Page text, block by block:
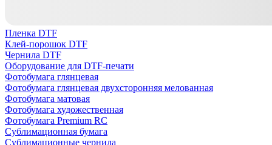
Пленка DTF
Клей-порошок DTF
Чернила DTF
Оборудование для DTF-печати
Фотобумага глянцевая
Фотобумага глянцевая двухсторонняя мелованная
Фотобумага матовая
Фотобумага художественная
Фотобумага Premium RC
Сублимационная бумага
Сублимационные чернила